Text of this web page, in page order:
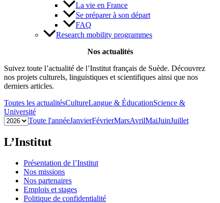
La vie en France
Se préparer à son départ
FAQ
Research mobility programmes
Nos actualités
Suivez toute l’actualité de l’Institut français de Suède. Découvrez
nos projets culturels, linguistiques et scientifiques ainsi que nos
derniers articles.
Toutes les actualitésCultureLangue & ÉducationScience &
Université
Toute l'annéeJanvierFévrierMarsAvrilMaiJuinJuillet
L’Institut
Présentation de l’Institut
Nos missions
Nos partenaires
Emplois et stages
Politique de confidentialité